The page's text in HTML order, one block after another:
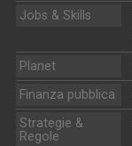
Jobs & Skills
Planet
Finanza pubblica
Strategie &
Regole